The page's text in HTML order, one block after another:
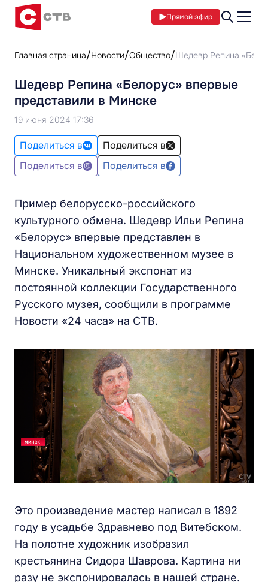
Прямой эфир
Главная страница Новости Общество Шедевр Репина
Шедевр Репина «‎Белорус» впервые
представили в Минске
19 июня 2024 17:36
Поделиться в
Поделиться в
Поделиться в
Поделиться в
Пример белорусско-российского
культурного обмена. Шедевр Ильи Репина
«Белорус» впервые представлен в
Национальном художественном музее в
Минске. Уникальный экспонат из
постоянной коллекции Государственного
Русского музея, сообщили в программе
Новости «24 часа» на СТВ.
Это произведение мастер написал в 1892
году в усадьбе Здравнево под Витебском.
На полотне художник изобразил
крестьянина Сидора Шаврова. Картина ни
разу не экспонировалась в нашей стране.